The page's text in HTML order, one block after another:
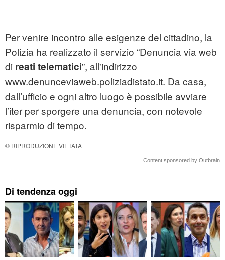
Per venire incontro alle esigenze del cittadino, la
Polizia ha realizzato il servizio “Denuncia via web
di reati telematici”, all'indirizzo
www.denunceviaweb.poliziadistato.it. Da casa,
dall’ufficio e ogni altro luogo è possibile avviare
l’iter per sporgere una denuncia, con notevole
risparmio di tempo.
© RIPRODUZIONE VIETATA
Content sponsored by Outbrain
Di tendenza oggi